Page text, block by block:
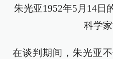
朱光亚1952年5月14日
科学
在谈判期间，朱光亚